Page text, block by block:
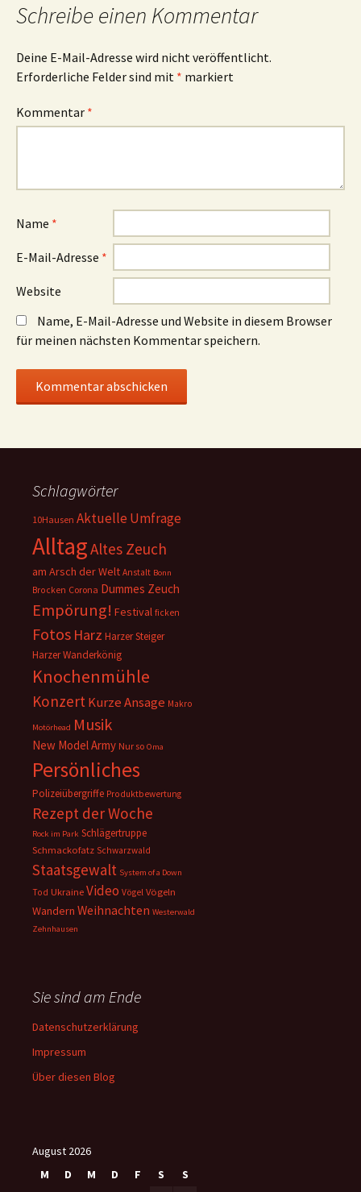
Schreibe einen Kommentar
Deine E-Mail-Adresse wird nicht veröffentlicht.
Erforderliche Felder sind mit * markiert
Kommentar *
Name *
E-Mail-Adresse *
Website
Name, E-Mail-Adresse und Website in diesem Browser
für meinen nächsten Kommentar speichern.
Schlagwörter
10Hausen Aktuelle Umfrage
AlltagAltes Zeuch
am Arsch der Welt Anstalt Bonn
Brocken Corona Dummes Zeuch
Empörung! Festival ficken
Fotos Harz Harzer Steiger
Harzer Wanderkönig
Knochenmühle
KonzertKurze Ansage Makro
Motörhead Musik
New Model Army Nur so Oma
Persönliches
Polizeiübergriffe Produktbewertung
Rezept der Woche
Rock im Park Schlägertruppe
Schmackofatz Schwarzwald
Staatsgewalt System of a Down
Tod Ukraine Video Vögel Vögeln
Wandern Weihnachten Westerwald
Zehnhausen
Sie sind am Ende
Datenschutzerklärung
Impressum
Über diesen Blog
August 2026
M
D M D F S
S